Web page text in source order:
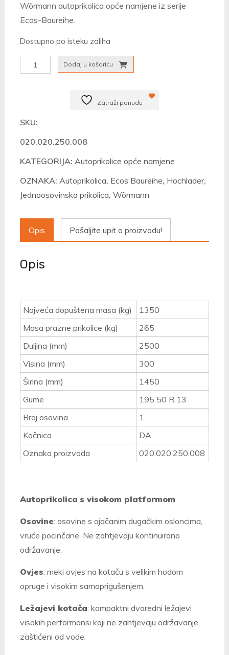
Wörmann autoprikolica opće namjene iz serije
Ecos-Baureihe.
Dostupno po isteku zaliha
Autoprikolica
Wörmann
količina
Dodaj u košaricu
Zatraži ponudu
SKU:
020.020.250.008
KATEGORIJA: Autoprikolice opće namjene
OZNAKA: Autoprikolica, Ecos Baureihe, Hochlader,
Jednoosovinska prikolica, Wörmann
Opis Pošaljite upit o proizvodu!
Opis
Najveća dopuštena masa (kg)
1350
Masa prazne prikolice (kg)
265
Duljina (mm)
2500
Visina (mm)
300
Širina (mm)
1450
Gume
195 50 R 13
Broj osovina
1
Kočnica
DA
Oznaka proizvoda
020.020.250.008
Autoprikolica s visokom platformom
Osovine: osovine s ojačanim dugačkim osloncima,
vruće pocinčane. Ne zahtjevaju kontinuirano
održavanje.
Ovjes: meki ovjes na kotaču s velikim hodom
opruge i visokim samoprigušenjem.
Ležajevi kotača: kompaktni dvoredni ležajevi
visokih performansi koji ne zahtjevaju održavanje,
zaštićeni od vode.